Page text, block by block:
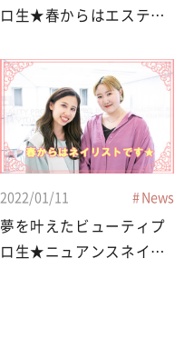
ロ生★春からはエステテ
2022/01/11 News
夢を叶えたビューティプ
ロ生★ニュアンスネイル